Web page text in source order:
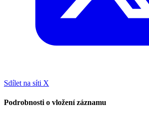
Sdílet na síti X
Podrobnosti o vložení záznamu